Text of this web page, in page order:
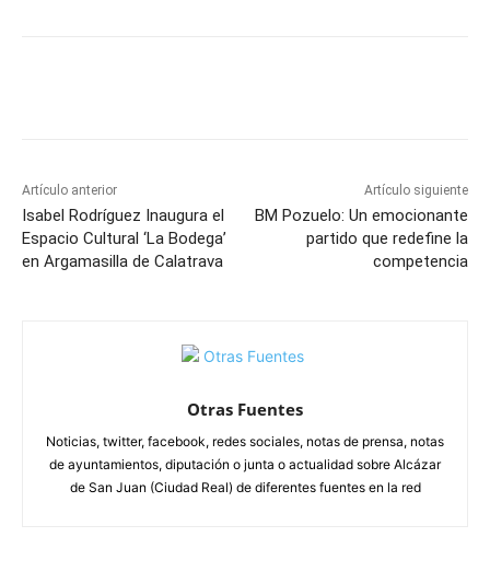
Artículo anterior
Isabel Rodríguez Inaugura el
Espacio Cultural ‘La Bodega’
en Argamasilla de Calatrava
Artículo siguiente
BM Pozuelo: Un emocionante
partido que redefine la
competencia
Otras Fuentes
Noticias, twitter, facebook, redes sociales, notas de prensa, notas
de ayuntamientos, diputación o junta o actualidad sobre Alcázar
de San Juan (Ciudad Real) de diferentes fuentes en la red